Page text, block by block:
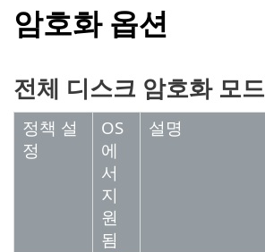
암호화 옵션
전체 디스크 암호화 모드
정책 설
정
OS
에
서
지
원
됨
설명